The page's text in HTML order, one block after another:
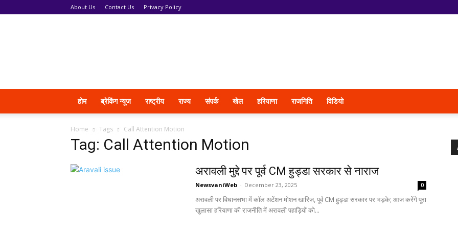
About Us Contact Us Privacy Policy
होम ब्रेकिंग न्यूज राष्ट्रीय राज्य संपर्क खेल हरियाणा राजनिति विडियो
Home Tags Call Attention Motion
Tag: Call Attention Motion
अरावली मुद्दे पर पूर्व CM हुड्डा सरकार से नाराज
NewsvaniWeb - December 23, 2025 0
अरावली पर विधानसभा में कॉल अटेंशन मोशन खारिज, पूर्व CM हुड्डा सरकार पर भड़के; आज करेंगे पूरा
खुलासा हरियाणा की राजनीति में अरावली पहाड़ियों को...